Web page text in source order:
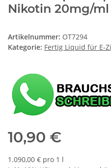
Nikotin 20mg/ml
Artikelnummer: OT7294
Kategorie: Fertig Liquid für E-
10,90 €
1.090,00 € pro 1 l